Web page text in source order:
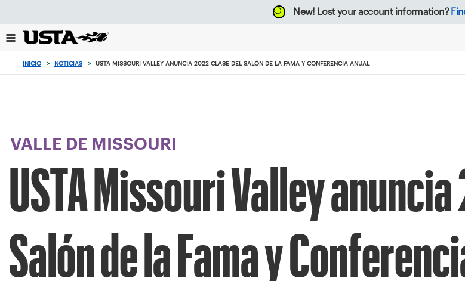
el
botón
New! Lost your account information?
INICIO > NOTICIAS > USTA MISSOURI VALLEY ANUNCIA 2022 CLASE DEL SALÓN DE LA FAMA Y CONFERENCIA ANUAL
VALLE DE MISSOURI
USTA Missouri Valley
Salón de la Fama y